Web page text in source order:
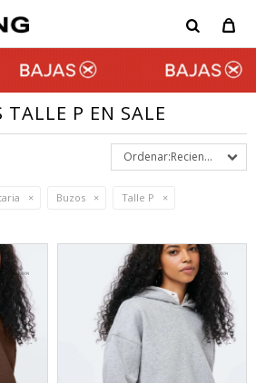
TALLE P EN SALE
Recientes
Buzos Talle P